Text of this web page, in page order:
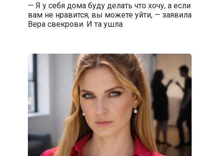
— Я у себя дома буду делать что хочу, а если
вам не нравится, вы можете уйти, — заявила
Вера свекрови. И та ушла